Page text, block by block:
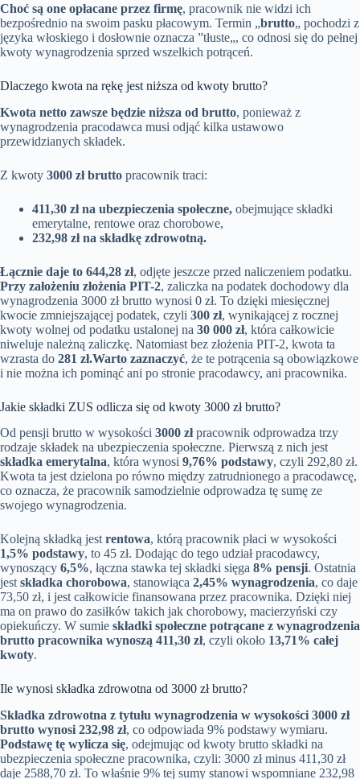
Choć są one opłacane przez firmę, pracownik nie widzi ich
bezpośrednio na swoim pasku płacowym. Termin „brutto„ pochodzi z
języka włoskiego i dosłownie oznacza ”tłuste„, co odnosi się do pełnej
kwoty wynagrodzenia sprzed wszelkich potrąceń.
Dlaczego kwota na rękę jest niższa od kwoty brutto?
Kwota netto zawsze będzie niższa od brutto, ponieważ z
wynagrodzenia pracodawca musi odjąć kilka ustawowo
przewidzianych składek.
Z kwoty 3000 zł brutto pracownik traci:
411,30 zł na ubezpieczenia społeczne, obejmujące składki
emerytalne, rentowe oraz chorobowe,
232,98 zł na składkę zdrowotną.
Łącznie daje to 644,28 zł, odjęte jeszcze przed naliczeniem podatku.
Przy założeniu złożenia PIT-2, zaliczka na podatek dochodowy dla
wynagrodzenia 3000 zł brutto wynosi 0 zł. To dzięki miesięcznej
kwocie zmniejszającej podatek, czyli 300 zł, wynikającej z rocznej
kwoty wolnej od podatku ustalonej na 30 000 zł, która całkowicie
niweluje należną zaliczkę. Natomiast bez złożenia PIT-2, kwota ta
wzrasta do 281 zł.Warto zaznaczyć, że te potrącenia są obowiązkowe
i nie można ich pominąć ani po stronie pracodawcy, ani pracownika.
Jakie składki ZUS odlicza się od kwoty 3000 zł brutto?
Od pensji brutto w wysokości 3000 złpracownik odprowadza trzy
rodzaje składek na ubezpieczenia społeczne. Pierwszą z nich jest
składka emerytalna, która wynosi 9,76% podstawy, czyli 292,80 zł.
Kwota ta jest dzielona po równo między zatrudnionego a pracodawcę,
co oznacza, że pracownik samodzielnie odprowadza tę sumę ze
swojego wynagrodzenia.
Kolejną składką jestrentowa, którą pracownik płaci w wysokości
1,5% podstawy, to 45 zł. Dodając do tego udział pracodawcy,
wynoszący 6,5%, łączna stawka tej składki sięga 8% pensji. Ostatnia
jestskładka chorobowa, stanowiąca 2,45% wynagrodzenia, co daje
73,50 zł, i jest całkowicie finansowana przez pracownika. Dzięki niej
ma on prawo do zasiłków takich jak chorobowy, macierzyński czy
opiekuńczy. W sumie składki społeczne potrącane z wynagrodzenia
brutto pracownika wynoszą 411,30 zł, czyli około 13,71% całej
kwoty.
Ile wynosi składka zdrowotna od 3000 zł brutto?
Składka zdrowotna z tytułu wynagrodzenia w wysokości 3000 zł
brutto wynosi 232,98 zł, co odpowiada 9% podstawy wymiaru.
Podstawę tę wylicza się, odejmując od kwoty brutto składki na
ubezpieczenia społeczne pracownika, czyli: 3000 zł minus 411,30 zł
daje 2588,70 zł. To właśnie 9% tej sumy stanowi wspomniane 232,98